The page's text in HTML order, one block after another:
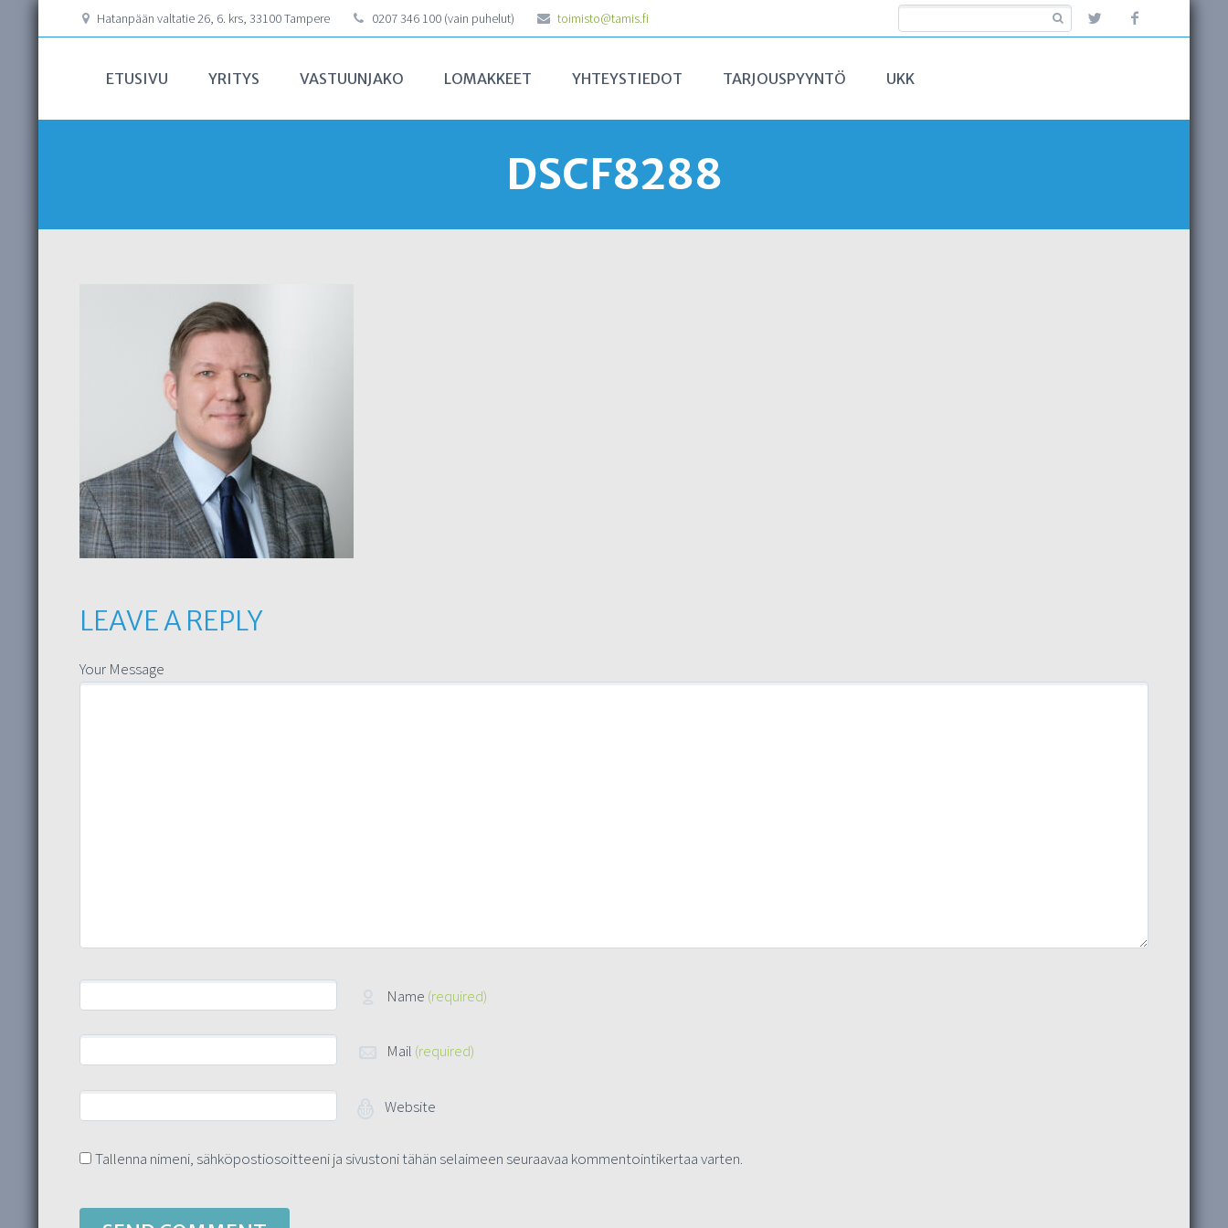
Hatanpään valtatie 26, 6. krs, 33100 Tampere 0207 346 100 (vain puhelut) toimisto@tamis.fi
ETUSIVU YRITYS VASTUUNJAKO LOMAKKEET YHTEYSTIEDOT TARJOUSPYYNTÖ UKK
DSCF8288
LEAVE A REPLY
Your Message
Name (required)
Mail (required)
Website
Tallenna nimeni, sähköpostiosoitteeni ja sivustoni tähän selaimeen seuraavaa kommentointikertaa varten.